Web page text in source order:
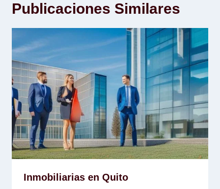
Publicaciones Similares
Inmobiliarias en Quito